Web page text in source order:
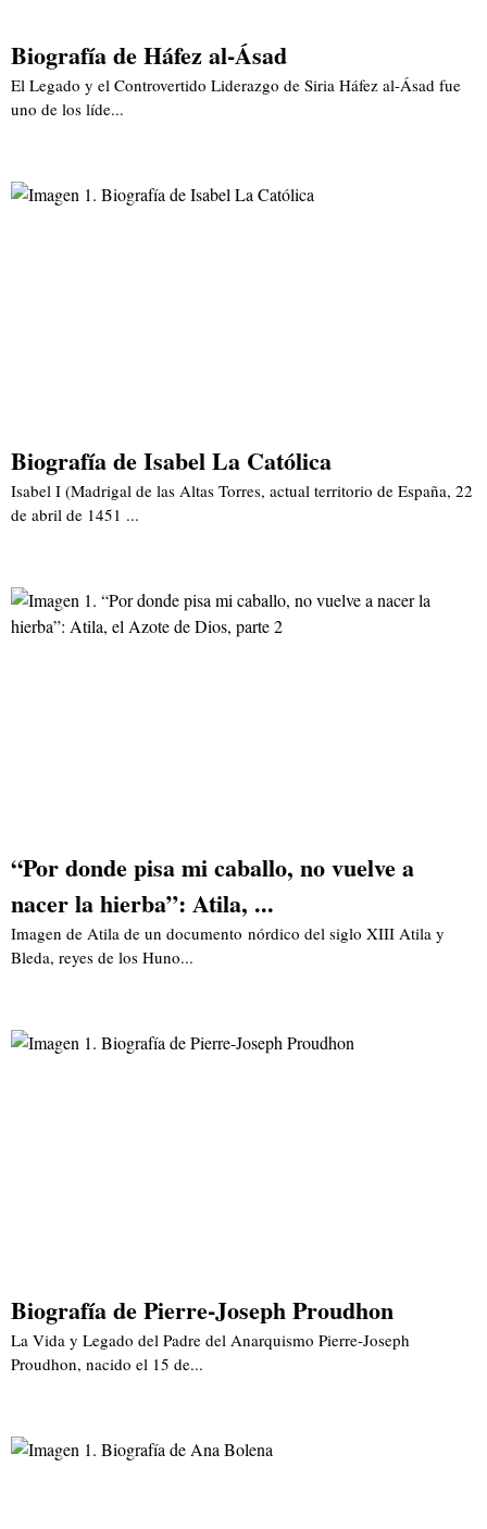
Biografía de Háfez al-Ásad
El Legado y el Controvertido Liderazgo de Siria Háfez al-Ásad fue
uno de los líde...
Biografía de Isabel La Católica
Isabel I (Madrigal de las Altas Torres, actual territorio de España, 22
de abril de 1451 ...
“Por donde pisa mi caballo, no vuelve a
nacer la hierba”: Atila, ...
Imagen de Atila de un documento nórdico del siglo XIII Atila y
Bleda, reyes de los Huno...
Biografía de Pierre-Joseph Proudhon
La Vida y Legado del Padre del Anarquismo Pierre-Joseph
Proudhon, nacido el 15 de...